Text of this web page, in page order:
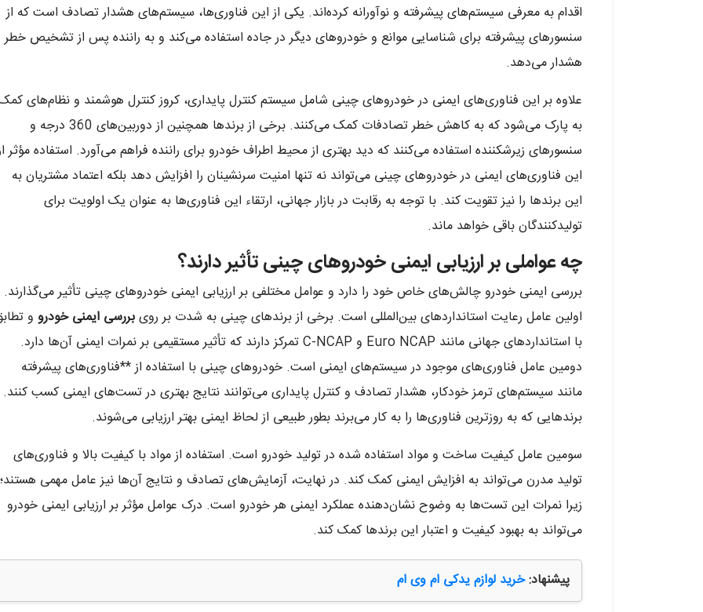
اقدام به معرفی سیستم‌های پیشرفته و نوآورانه کرده‌اند. یکی از این فناوری‌ها، سیستم‌های هشدار تصادف است که از
سنسورهای پیشرفته برای شناسایی موانع و خودروهای دیگر در جاده استفاده می‌کند و به راننده پس از تشخیص خطر
هشدار می‌دهد.
علاوه بر این فناوری‌های ایمنی در خودروهای چینی شامل سیستم کنترل پایداری، کروز کنترل هوشمند و نظام‌های
به پارک می‌شود که به کاهش خطر تصادفات کمک می‌کنند. برخی از برندها همچنین از دوربین‌های 360 درجه و
سنسورهای زیرشکننده استفاده می‌کنند که دید بهتری از محیط اطراف خودرو برای راننده فراهم می‌آورد. استفاده مؤثر
این فناوری‌های ایمنی در خودروهای چینی می‌تواند نه تنها امنیت سرنشینان را افزایش دهد بلکه اعتماد مشتریان به
این برندها را نیز تقویت کند. با توجه به رقابت در بازار جهانی، ارتقاء این فناوری‌ها به عنوان یک اولویت برای
تولیدکنندگان باقی خواهد ماند.
چه عواملی بر ارزیابی ایمنی خودروهای چینی تأثیر دارند؟
بررسی ایمنی خودرو چالش‌های خاص خود را دارد و عوامل مختلفی بر ارزیابی ایمنی خودروهای چینی تأثیر می‌گذارند.
اولین عامل رعایت استانداردهای بین‌المللی است. برخی از برندهای چینی به شدت بر رویبررسی ایمنی خودرو و
با استانداردهای جهانی مانند Euro NCAP و C-NCAP تمرکز دارند که تأثیر مستقیمی بر نمرات ایمنی آن‌ها دارد.
دومین عامل فناوری‌های موجود در سیستم‌های ایمنی است. خودروهای چینی با استفاده از **فناوری‌های پیشرفته
مانند سیستم‌های ترمز خودکار، هشدار تصادف و کنترل پایداری می‌توانند نتایج بهتری در تست‌های ایمنی کسب کنند.
برندهایی که به روزترین فناوری‌ها را به کار می‌برند بطور طبیعی از لحاظ ایمنی بهتر ارزیابی می‌شوند.
سومین عامل کیفیت ساخت و مواد استفاده شده در تولید خودرو است. استفاده از مواد با کیفیت بالا و فناوری‌های
تولید مدرن می‌تواند به افزایش ایمنی کمک کند. در نهایت، آزمایش‌های تصادف و نتایج آن‌ها نیز عامل مهمی هستند؛
زیرا نمرات این تست‌ها به وضوح نشان‌دهنده عملکرد ایمنی هر خودرو است. درک عوامل مؤثر بر ارزیابی ایمنی خودرو
می‌تواند به بهبود کیفیت و اعتبار این برندها کمک کند.
پیشنهاد:خرید لوازم یدکی ام وی ام